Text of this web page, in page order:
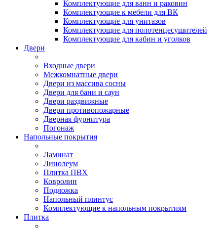
Комплектующие для ванн и раковин
Комплектующие к мебели для ВК
Комплектующие для унитазов
Комплектующие для полотенцесушителей
Комплектующие для кабин и уголков
Двери
Входные двери
Межкомнатные двери
Двери из массива сосны
Двери для бани и саун
Двери раздвижные
Двери противопожарные
Дверная фурнитура
Погонаж
Напольные покрытия
Ламинат
Линолеум
Плитка ПВХ
Ковролин
Подложка
Напольный плинтус
Комплектующие к напольным покрытиям
Плитка